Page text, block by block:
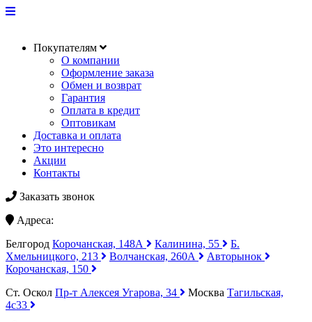
Покупателям
О компании
Оформление заказа
Обмен и возврат
Гарантия
Оплата в кредит
Оптовикам
Доставка и оплата
Это интересно
Акции
Контакты
Заказать звонок
Адреса:
Белгород Корочанская, 148А Калинина, 55
Б.
Хмельницкого, 213
Волчанская, 260А
Авторынок
Корочанская, 150
Ст. Оскол Пр-т Алексея Угарова, 34 Москва Тагильская,
4с33